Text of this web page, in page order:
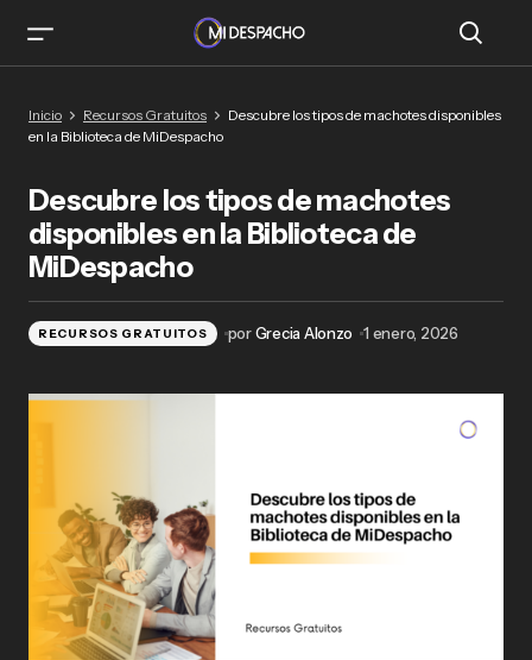
la Biblioteca de MiDespacho
Inicio Recursos Gratuitos
Descubre los tipos de machotes disponibles
en la Biblioteca de MiDespacho
Descubre los tipos de machotes
disponibles en la Biblioteca de
MiDespacho
RECURSOS GRATUITOS porGrecia Alonzo 1 enero, 2026